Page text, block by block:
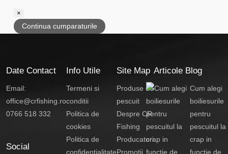
×
Continua cumparaturile
Date Contact
Email:
office@crfishing.ro
0766 518 332
Social
Info Utile
Termeni si
conditii
Politica de
cookies
Politica de
confidentialitate
Site Map
Produse de
pescuit
Despre CR
Fishing
Producatori
Promotii
Articole Blog
Cum alegi
boiliesurile
pentru
pescuitul la
crap in
functie de